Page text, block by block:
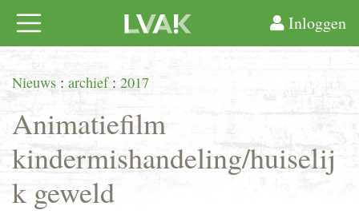
Inloggen
Nieuws : archief: 2017
Animatiefilm
kindermishandeling/huiselij
k geweld